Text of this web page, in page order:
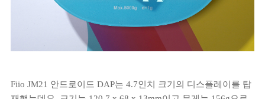
Fiio JM21 안드로이드 DAP는 4.7인치 크기의 디스플레이를 탑